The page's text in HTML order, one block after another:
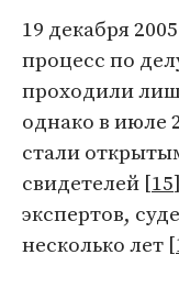
19 декабря
процесс по
проходили
однако в июле
стали
свидетелей [15
экспертов,
несколько лет [